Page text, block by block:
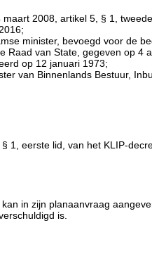
2008, artikel 5, § 1,
minister, bevoegd voor de
Raad van State, gegeven op
op 12 januari 1973;
van Binnenlands Bestuur,
1, eerste lid, van het KLIP-
in zijn planaanvraag
is.